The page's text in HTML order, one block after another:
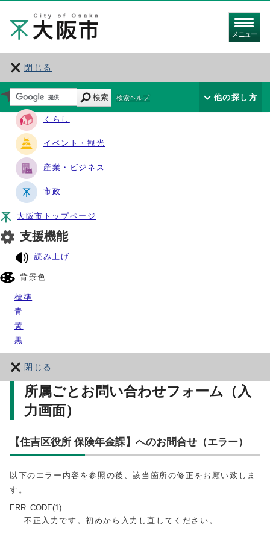
メニュー
閉じる
サイト・ナビ
くらし
イベント・観光
産業・ビジネス
市政
大阪市トップページ
支援機能
読み上げ
背景色
標準
青
黄
黒
閉じる
検索 検索ヘルプ 他の探し方
所属ごとお問い合わせフォーム（入
力画面）
【住吉区役所 保険年金課】へのお問合せ（エラー）
以下のエラー内容を参照の後、該当箇所の修正をお願い致しま
す。
ERR_CODE(1)
不正入力です。初めから入力し直してください。